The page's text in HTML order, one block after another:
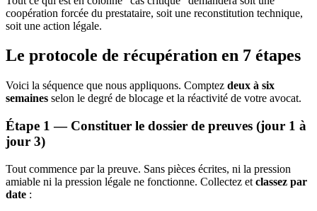
coopération forcée du prestataire, soit une reconstitution technique,
soit une action légale.
Le protocole de récupération en 7 étapes
Voici la séquence que nous appliquons. Comptez deux à six
semaines selon le degré de blocage et la réactivité de votre avocat.
Étape 1 — Constituer le dossier de preuves (jour 1 à
jour 3)
Tout commence par la preuve. Sans pièces écrites, ni la pression
amiable ni la pression légale ne fonctionne. Collectez et classez par
date :